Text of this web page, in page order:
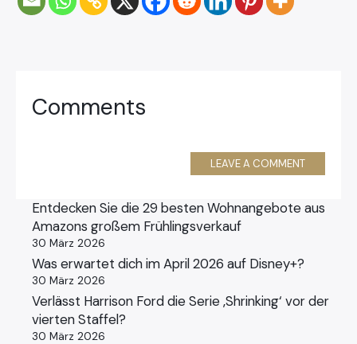
Comments
LEAVE A COMMENT
Entdecken Sie die 29 besten Wohnangebote aus
Amazons großem Frühlingsverkauf
30 März 2026
Was erwartet dich im April 2026 auf Disney+?
30 März 2026
Verlässt Harrison Ford die Serie ‚Shrinking‘ vor der
vierten Staffel?
30 März 2026